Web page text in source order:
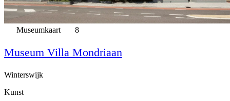
Museumkaart 8
Museum Villa Mondriaan
Winterswijk
Kunst